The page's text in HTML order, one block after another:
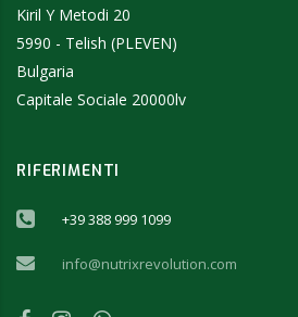
Kiril Y Metodi 20
5990 - Telish (PLEVEN)
Bulgaria
Capitale Sociale 20000lv
RIFERIMENTI
+39 388 999 1099
info@nutrixrevolution.com